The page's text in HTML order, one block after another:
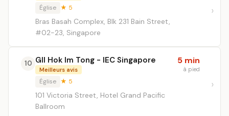
Église ★ 5
Bras Basah Complex, Blk 231 Bain Street,
#02-23, Singapore
10 GII Hok Im Tong - IEC Singapore
Meilleurs avis
Église ★ 5
101 Victoria Street, Hotel Grand Pacific
Ballroom
5 min
à pied